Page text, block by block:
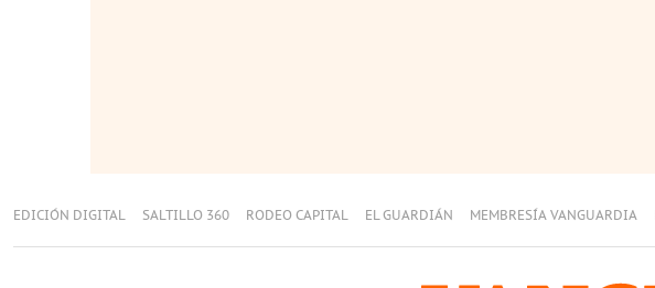
EDICIÓN DIGITAL SALTILLO 360 RODEO CAPITAL EL GUARDIÁN MEMBRESÍA VANGUARDIA